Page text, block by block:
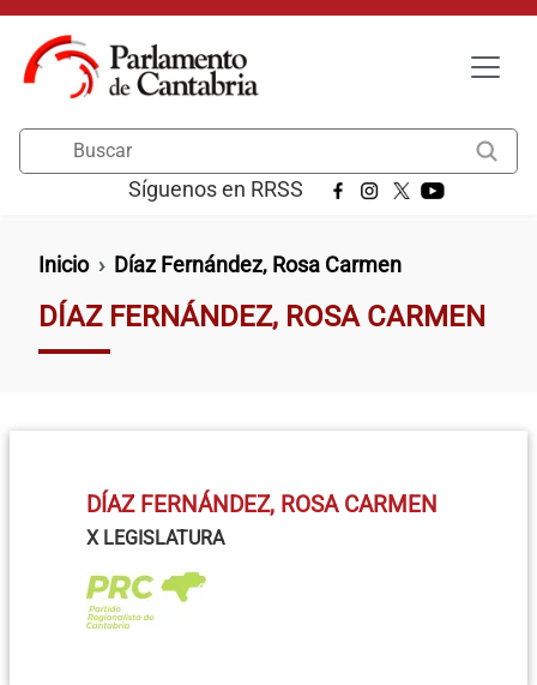
Pasar al contenido principal
Síguenos en RRSS
Ruta de navegación
Inicio Díaz Fernández, Rosa Carmen
DÍAZ FERNÁNDEZ, ROSA CARMEN
DÍAZ FERNÁNDEZ, ROSA CARMEN
X LEGISLATURA